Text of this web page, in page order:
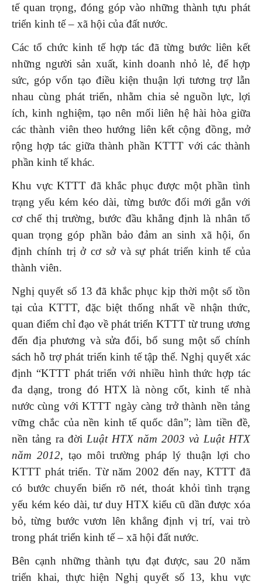
tế quan trọng, đóng góp vào những thành tựu phát
triển kinh tế – xã hội của đất nước.
Các tổ chức kinh tế hợp tác đã từng bước liên kết
những người sản xuất, kinh doanh nhỏ lẻ, để hợp
sức, góp vốn tạo điều kiện thuận lợi tương trợ lẫn
nhau cùng phát triển, nhằm chia sẻ nguồn lực, lợi
ích, kinh nghiệm, tạo nên mối liên hệ hài hòa giữa
các thành viên theo hướng liên kết cộng đồng, mở
rộng hợp tác giữa thành phần KTTT với các thành
phần kinh tế khác.
Khu vực KTTT đã khắc phục được một phần tình
trạng yếu kém kéo dài, từng bước đổi mới gắn với
cơ chế thị trường, bước đầu khẳng định là nhân tố
quan trọng góp phần bảo đảm an sinh xã hội, ổn
định chính trị ở cơ sở và sự phát triển kinh tế của
thành viên.
Nghị quyết số 13 đã khắc phục kịp thời một số tồn
tại của KTTT, đặc biệt thống nhất về nhận thức,
quan điểm chỉ đạo về phát triển KTTT từ trung ương
đến địa phương và sửa đổi, bổ sung một số chính
sách hỗ trợ phát triển kinh tế tập thể. Nghị quyết xác
định “KTTT phát triển với nhiều hình thức hợp tác
đa dạng, trong đó HTX là nòng cốt, kinh tế nhà
nước cùng với KTTT ngày càng trở thành nền tảng
vững chắc của nền kinh tế quốc dân”; làm tiền đề,
nền tảng ra đời Luật HTX năm 2003 và Luật HTX
năm 2012, tạo môi trường pháp lý thuận lợi cho
KTTT phát triển. Từ năm 2002 đến nay, KTTT đã
có bước chuyển biến rõ nét, thoát khỏi tình trạng
yếu kém kéo dài, tư duy HTX kiểu cũ dần được xóa
bỏ, từng bước vươn lên khẳng định vị trí, vai trò
trong phát triển kinh tế – xã hội đất nước.
Bên cạnh những thành tựu đạt được, sau 20 năm
triển khai, thực hiện Nghị quyết số 13, khu vực